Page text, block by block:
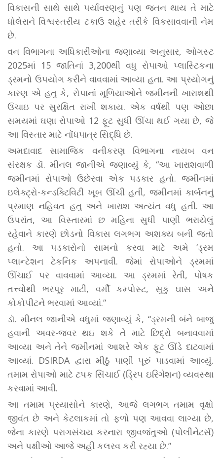
વિકાસની સાથે સાથે પર્યાવરણનું પણ જતન થાય તે માટે
ધોલેરાને વિશ્વસ્તરીય ટકાઉ શહેર તરીકે વિકસાવવાની નેમ
છે.
વન વિભાગના અધિકારીઓના જણાવ્યા અનુસાર, ઓગસ્ટ
2025માં 15 જાતિનાં 3,200થી વધુ રોપાઓ પ્લાસ્ટિકના
ડ્રમનો ઉપયોગ કરીને વાવવામાં આવ્યા હતા. આ પ્રયોગનું
કારણ એ હતુ કે, રોપાનાં મૂળિયાઓને જમીનની ખારાશથી
ઉંચાઇ પર સુરક્ષિત રાખી શકાય. એક વર્ષથી પણ ઓછા
સમયમાં ઘણા રોપાઓ 12 ફૂટ સુધી ઊંચા થઈ ગયા છે, જે
આ વિસ્તાર માટે નોંધપાત્ર સિદ્ધિ છે.
અમદાવાદ સામાજિક વનીકરણ વિભાગના નાયબ વન
સંરક્ષક ડૉ. મીનલ જાનીએ જણાવ્યું કે, “આ ખારાશવાળી
જમીનમાં રોપાઓ ઉછેરવા એક પડકાર હતો. જમીનમાં
ઇલેક્ટ્રો-કન્ડક્ટિવિટી ખૂબ ઊંચી હતી, જમીનમાં કાર્બનનું
પ્રમાણ નહિવત હતુ અને ખારાશ અત્યંત વધુ હતી. આ
ઉપરાંત, આ વિસ્તારમાં છ મહિના સુધી પાણી ભરાયેલું
રહેવાને કારણે છોડનો વિકાસ લગભગ અશક્ય બની જતો
હતો. આ પડકારોનો સામનો કરવા માટે અમે ‘ડ્રમ
પ્લાન્ટેશન ટેકનિક અપનાવી. જેમાં રોપાઓને ડ્રમમાં
ઊંચાઈ પર વાવવામાં આવ્યા. આ ડ્રમમાં રેતી, પોષક
તત્ત્વોથી ભરપૂર માટી, વર્મી કમ્પોસ્ટ, સુકુ ઘાસ અને
કોકોપીટને ભરવામાં આવ્યાં.”
ડૉ. મીનલ જાનીએ વધુમાં જણાવ્યું કે, “ડ્રમની બંને બાજુ
હવાની અવર-જવર થઇ શકે તે માટે છિદ્રો બનાવવામાં
આવ્યા અને તેને જમીનમાં આશરે એક ફૂટ ઊંડે દાટવામાં
આવ્યાં. DSIRDA દ્વારા મીઠું પાણી પૂરું પાડવામાં આવ્યું.
તમામ રોપાઓ માટે ટપક સિંચાઈ (ડ્રિપ ઇરિગેશન) વ્યવસ્થા
કરવામાં આવી.
આ તમામ પ્રયાસોને કારણે, આજે લગભગ તમામ વૃક્ષો
જીવંત છે અને કેટલાકમાં તો ફળો પણ આવવા લાગ્યા છે,
જેના કારણે પરાગસંચય કરનારા જીવજંતુઓ (પોલીનેટર્સ)
અને પક્ષીઓ આજે અહીં કલરવ કરી રહ્યા છે.”